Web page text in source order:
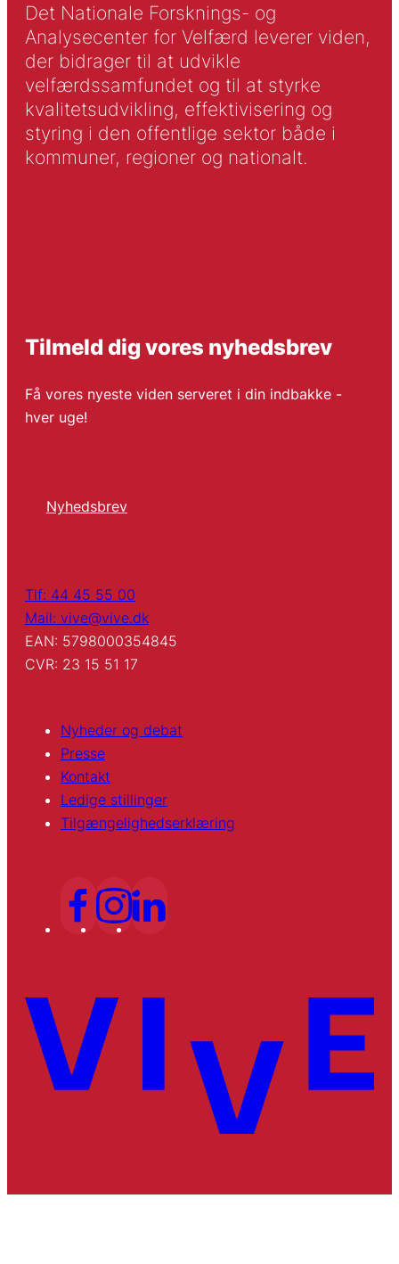
Det Nationale Forsknings- og
Analysecenter for Velfærd leverer viden,
der bidrager til at udvikle
velfærdssamfundet og til at styrke
kvalitetsudvikling, effektivisering og
styring i den offentlige sektor både i
kommuner, regioner og nationalt.
Tilmeld dig vores nyhedsbrev
Få vores nyeste viden serveret i din indbakke -
hver uge!
Nyhedsbrev
Tlf: 44 45 55 00
Mail: vive@vive.dk
EAN: 5798000354845
CVR: 23 15 51 17
Nyheder og debat
Presse
Kontakt
Ledige stillinger
Tilgængelighedserklæring